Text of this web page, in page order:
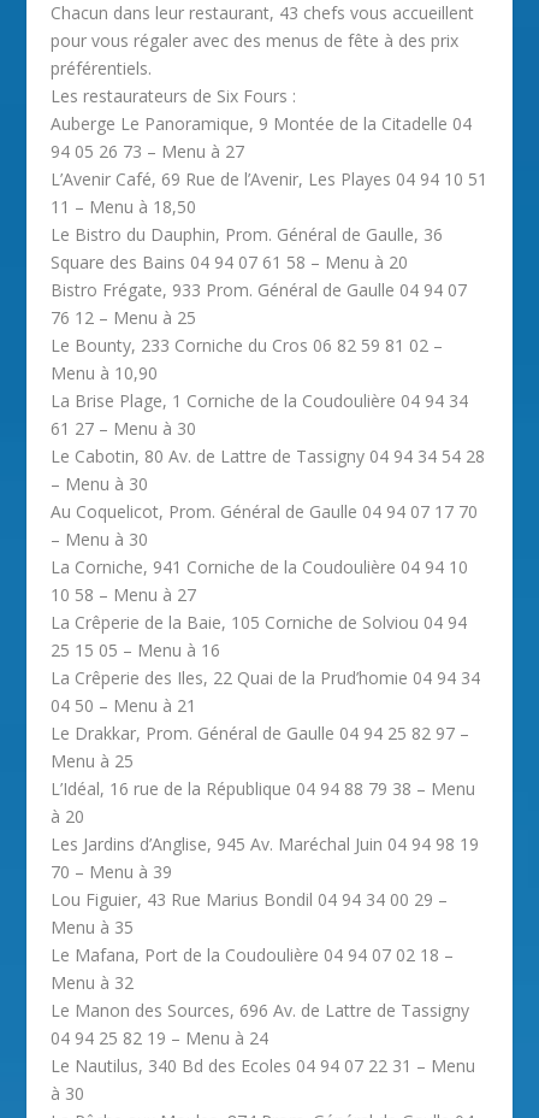
Chacun dans leur restaurant, 43 chefs vous accueillent
pour vous régaler avec des menus de fête à des prix
préférentiels.
Les restaurateurs de Six Fours :
Auberge Le Panoramique, 9 Montée de la Citadelle 04
94 05 26 73 – Menu à 27
L’Avenir Café, 69 Rue de l’Avenir, Les Playes 04 94 10 51
11 – Menu à 18,50
Le Bistro du Dauphin, Prom. Général de Gaulle, 36
Square des Bains 04 94 07 61 58 – Menu à 20
Bistro Frégate, 933 Prom. Général de Gaulle 04 94 07
76 12 – Menu à 25
Le Bounty, 233 Corniche du Cros 06 82 59 81 02 –
Menu à 10,90
La Brise Plage, 1 Corniche de la Coudoulière 04 94 34
61 27 – Menu à 30
Le Cabotin, 80 Av. de Lattre de Tassigny 04 94 34 54 28
– Menu à 30
Au Coquelicot, Prom. Général de Gaulle 04 94 07 17 70
– Menu à 30
La Corniche, 941 Corniche de la Coudoulière 04 94 10
10 58 – Menu à 27
La Crêperie de la Baie, 105 Corniche de Solviou 04 94
25 15 05 – Menu à 16
La Crêperie des Iles, 22 Quai de la Prud’homie 04 94 34
04 50 – Menu à 21
Le Drakkar, Prom. Général de Gaulle 04 94 25 82 97 –
Menu à 25
L’Idéal, 16 rue de la République 04 94 88 79 38 – Menu
à 20
Les Jardins d’Anglise, 945 Av. Maréchal Juin 04 94 98 19
70 – Menu à 39
Lou Figuier, 43 Rue Marius Bondil 04 94 34 00 29 –
Menu à 35
Le Mafana, Port de la Coudoulière 04 94 07 02 18 –
Menu à 32
Le Manon des Sources, 696 Av. de Lattre de Tassigny
04 94 25 82 19 – Menu à 24
Le Nautilus, 340 Bd des Ecoles 04 94 07 22 31 – Menu
à 30